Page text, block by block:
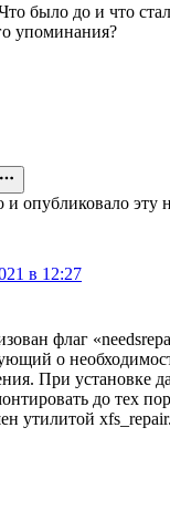
было до и что
упоминания?
опубликовало эту
в 12:27
флаг
о
При установке
до тех
утилитой xfs_repair.